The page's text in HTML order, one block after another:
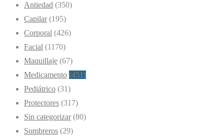
Antiedad (350)
Capilar (195)
Corporal (426)
Facial (1170)
Maquillaje (67)
Medicamento (451)
Pediátrico (31)
Protectores (317)
Sin categorizar (80)
Sombreros (29)